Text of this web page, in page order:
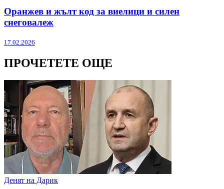
Оранжев и жълт код за виелици и силен
снеговалеж
17.02.2026
ПРОЧЕТЕТЕ ОЩЕ
Денят на Дарик